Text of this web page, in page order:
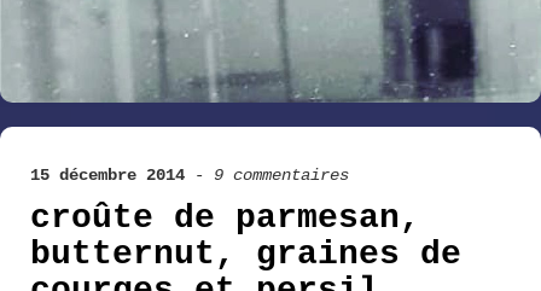
15 décembre 2014 - 9 commentaires
croûte de parmesan,
butternut, graines de